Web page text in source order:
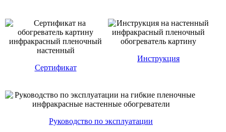
Сертификат
Инструкция
Руководство по эксплуатации